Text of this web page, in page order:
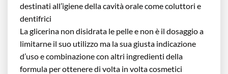
destinati all’igiene della cavità orale come coluttori e
dentifrici
La glicerina non disidrata le pelle e non è il dosaggio a
limitarne il suo utilizzo ma la sua giusta indicazione
d’uso e combinazione con altri ingredienti della
formula per ottenere di volta in volta cosmetici